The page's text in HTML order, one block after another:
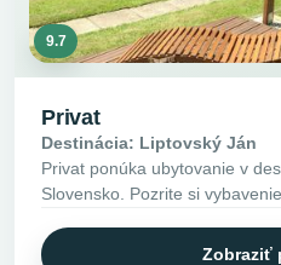
9.7
Privat
Destinácia: Liptovský Ján
Privat ponúka ubytovanie v
Slovensko. Pozrite si
Zobraziť